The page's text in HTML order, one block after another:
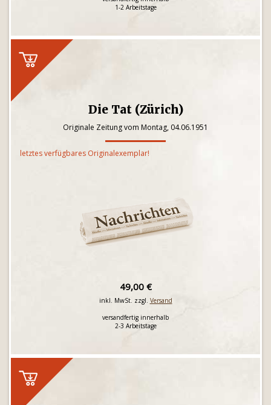
1-2 Arbeitstage
Die Tat (Zürich)
Originale Zeitung vom Montag, 04.06.1951
letztes verfügbares Originalexemplar!
49,00 €
inkl. MwSt. zzgl. Versand
versandfertig innerhalb
2-3 Arbeitstage